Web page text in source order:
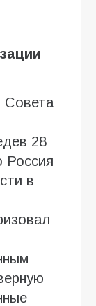
Совета
28
Россия
в